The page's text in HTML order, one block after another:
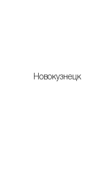
Новокузнецк